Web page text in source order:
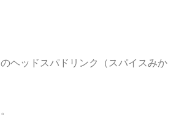
ヘッドスパドリンク（スパイスみか